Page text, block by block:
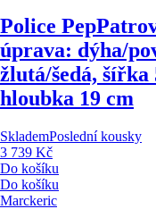
Police Pep
úprava: dýha/
žlutá/šedá, šířka
hloubka 19 cm
SklademPoslední kousky
3 739 Kč
Do košíku
Do košíku
Marckeric